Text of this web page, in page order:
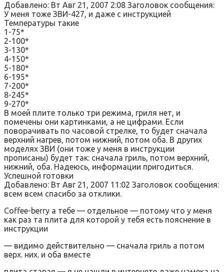
Добавлено: Вт Авг 21, 2007 2:08 Заголовок сообщения:
У меня тоже ЗВИ-427, и даже с инструкцией
Температуры такие
1-75*
2-100*
3-130*
4-150*
5-180*
6-195*
7-200*
8-245*
9-270*
В моей плите только три режима, гриля нет, и
помечены они картинками, а не цифрами. Если
поворачивать по часовой стрелке, то будет сначала
верхний нагрев, потом нижний, потом оба. В других
моделях ЗВИ (они тоже у меня в инструкции
прописаны) будет так: сначала гриль, потом верхний,
нижний, оба. Надеюсь, информации пригодиться.
Успешной готовки
Добавлено: Вт Авг 21, 2007 11:02 Заголовок сообщения:
всем всем спасибо за отклики.
Coffee-berry а тебе — отдельное — потому что у меня
как раз та плита для которой у тебя есть пояснение в
инструкции
— видимо действительно — сначала гриль а потом
верх. них. и оба вместе